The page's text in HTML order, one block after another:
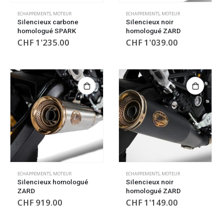
ECHAPPEMENTS, MOTEUR
Silencieux carbone
homologué SPARK
CHF 1'235.00
ECHAPPEMENTS, MOTEUR
Silencieux noir
homologué ZARD
CHF 1'039.00
ECHAPPEMENTS, MOTEUR
Silencieux homologué
ZARD
CHF 919.00
ECHAPPEMENTS, MOTEUR
Silencieux noir
homologué ZARD
CHF 1'149.00